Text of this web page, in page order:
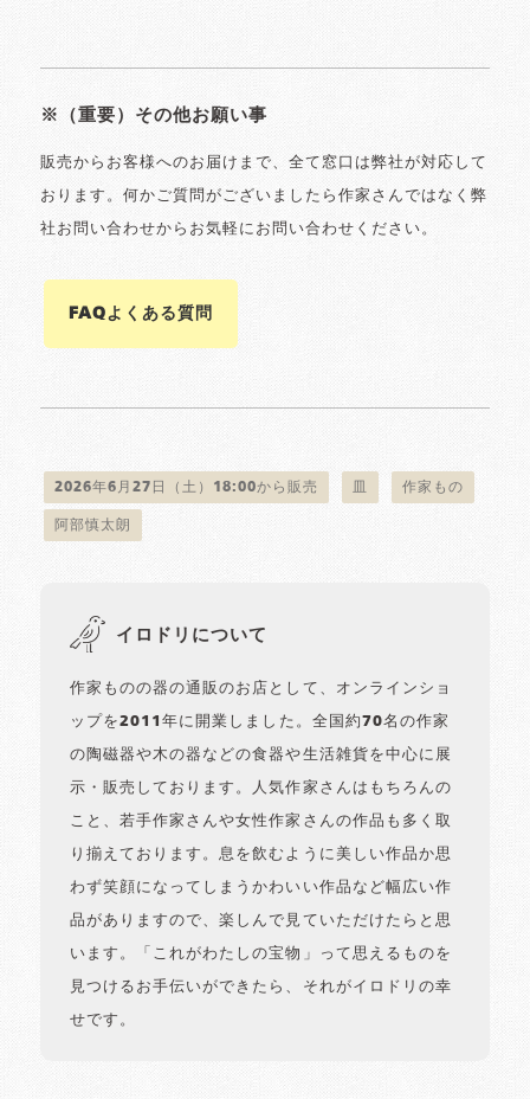
※（重要）その他お願い事
販売からお客様へのお届けまで、全て窓口は弊社が対応して
おります。何かご質問がございましたら作家さんではなく弊
社お問い合わせからお気軽にお問い合わせください。
FAQよくある質問
2026年6月27日（土）18:00から販売 作家もの
阿部慎太朗
イロドリについて
作家ものの器の通販のお店として、オンラインショ
ップを2011年に開業しました。全国約70名の作家
の陶磁器や木の器などの食器や生活雑貨を中心に展
示・販売しております。人気作家さんはもちろんの
こと、若手作家さんや女性作家さんの作品も多く取
り揃えております。息を飲むように美しい作品か思
わず笑顔になってしまうかわいい作品など幅広い作
品がありますので、楽しんで見ていただけたらと思
います。「これがわたしの宝物」って思えるものを
見つけるお手伝いができたら、それがイロドリの幸
せです。